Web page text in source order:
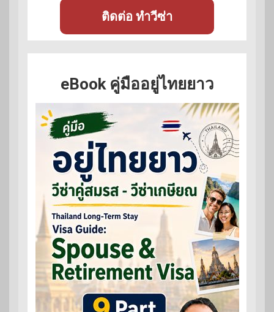
ติดต่อ ทำวีซ่า
eBook คู่มืออยู่ไทยยาว